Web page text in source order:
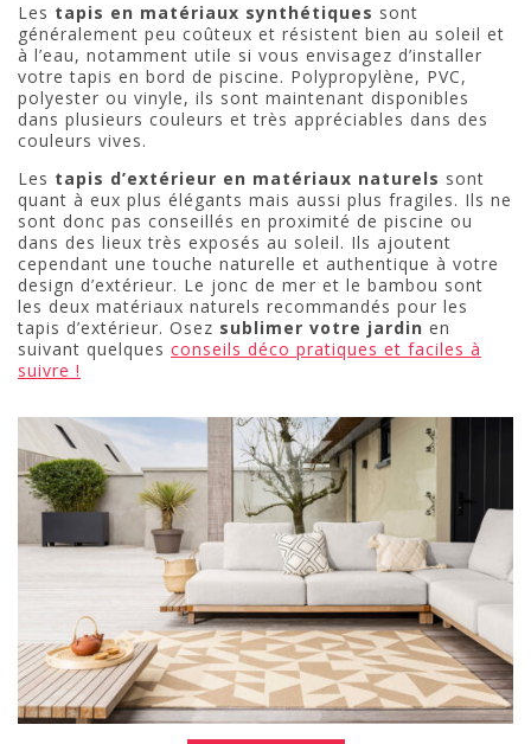
Les tapis en matériaux synthétiques sont
généralement peu coûteux et résistent bien au soleil et
à l’eau, notamment utile si vous envisagez d’installer
votre tapis en bord de piscine. Polypropylène, PVC,
polyester ou vinyle, ils sont maintenant disponibles
dans plusieurs couleurs et très appréciables dans des
couleurs vives.
Les tapis d’extérieur en matériaux naturels sont
quant à eux plus élégants mais aussi plus fragiles. Ils ne
sont donc pas conseillés en proximité de piscine ou
dans des lieux très exposés au soleil. Ils ajoutent
cependant une touche naturelle et authentique à votre
design d’extérieur. Le jonc de mer et le bambou sont
les deux matériaux naturels recommandés pour les
tapis d’extérieur. Osez sublimer votre jardin en
suivant quelques conseils déco pratiques et faciles à
suivre !